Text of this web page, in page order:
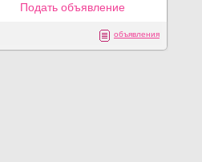
Подать объявление
объявления